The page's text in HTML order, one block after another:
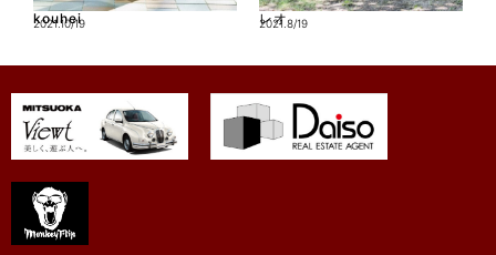
kouhei
2021.10/19 レオ
2021.8/19